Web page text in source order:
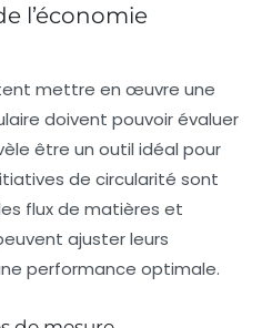
l’économie
mettre en œuvre une
doivent pouvoir évaluer
être un outil idéal pour
de circularité sont
flux de matières et
ajuster leurs
performance optimale.